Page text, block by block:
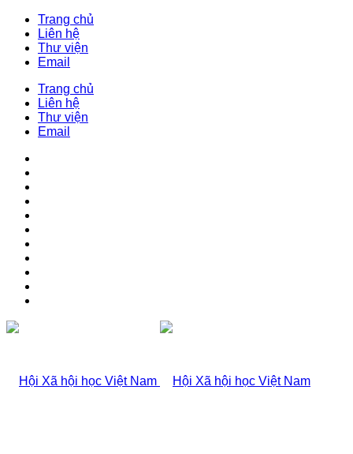
Trang chủ
Liên hệ
Thư viện
Email
Trang chủ
Liên hệ
Thư viện
Email